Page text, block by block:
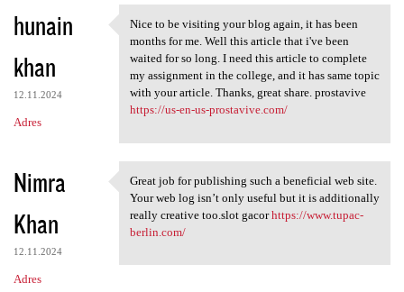
hunain
khan
12.11.2024
Adres
Nice to be visiting your blog
Nice to be visiting your blog again, it has been
months for me. Well this article that i've been
waited for so long. I need this article to complete
my assignment in the college, and it has same topic
with your article. Thanks, great share. prostavive
https://us-en-us-prostavive.com/
Nimra
Khan
12.11.2024
Adres
Great job for publishing such
Great job for publishing such a beneficial web site.
Your web log isn’t only useful but it is additionally
really creative too.slot gacorhttps://www.tupac-
berlin.com/